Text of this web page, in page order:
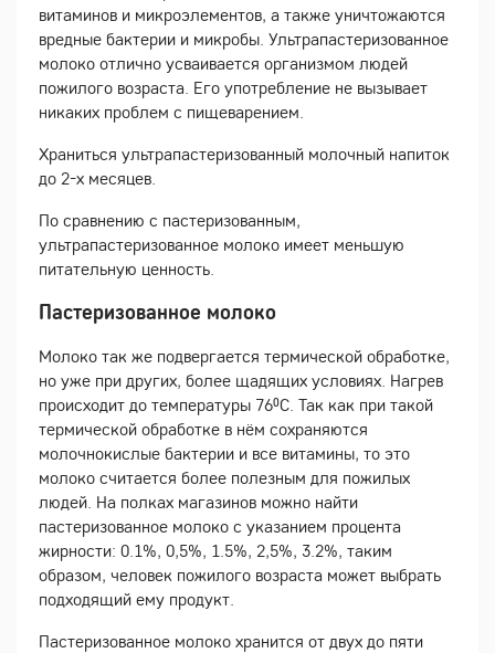
витаминов и микроэлементов, а также уничтожаются
вредные бактерии и микробы. Ультрапастеризованное
молоко отлично усваивается организмом людей
пожилого возраста. Его употребление не вызывает
никаких проблем с пищеварением.
Храниться ультрапастеризованный молочный напиток
до 2-х месяцев.
По сравнению с пастеризованным,
ультрапастеризованное молоко имеет меньшую
питательную ценность.
Пастеризованное молоко
Молоко так же подвергается термической обработке,
но уже при других, более щадящих условиях. Нагрев
происходит до температуры 76⁰С. Так как при такой
термической обработке в нём сохраняются
молочнокислые бактерии и все витамины, то это
молоко считается более полезным для пожилых
людей. На полках магазинов можно найти
пастеризованное молоко с указанием процента
жирности: 0.1%, 0,5%, 1.5%, 2,5%, 3.2%, таким
образом, человек пожилого возраста может выбрать
подходящий ему продукт.
Пастеризованное молоко хранится от двух до пяти